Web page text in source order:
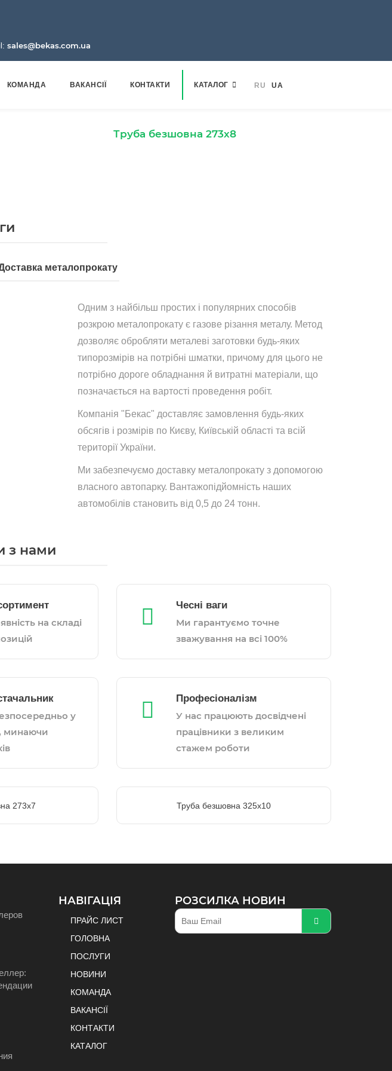
sales@bekas.com.ua
КОМАНДА ВАКАНСІЇ КОНТАКТИ КАТАЛОГ RU UA
Труба безшовна 273х8
металопрокату
Одним з найбільш простих і популярних способів
розкрою металопрокату є газове різання металу. Метод
дозволяє обробляти металеві заготовки будь-яких
типорозмірів на потрібні шматки, причому для цього не
потрібно дороге обладнання й витратні матеріали, що
позначається на вартості проведення робіт.
Компанія "Бекас" доставляє замовлення будь-яких
обсягів і розмірів по Києву, Київській області та всій
території України.
Ми забезпечуємо доставку металопрокату з допомогою
власного автопарку. Вантажопідйомність наших
автомобілів становить від 0,5 до 24 тонн.
з нами
на складі
Чесні ваги
Ми гарантуємо точне
зважування на всі 100%
у
минаючи
Професіоналізм
У нас працюють досвідчені
працівники з великим
стажем роботи
273х7 Труба безшовна 325х10
НАВІГАЦІЯ
ПРАЙС ЛИСТ
ГОЛОВНА
ПОСЛУГИ
НОВИНИ
КОМАНДА
ВАКАНСІЇ
КОНТАКТИ
КАТАЛОГ
РОЗСИЛКА НОВИН